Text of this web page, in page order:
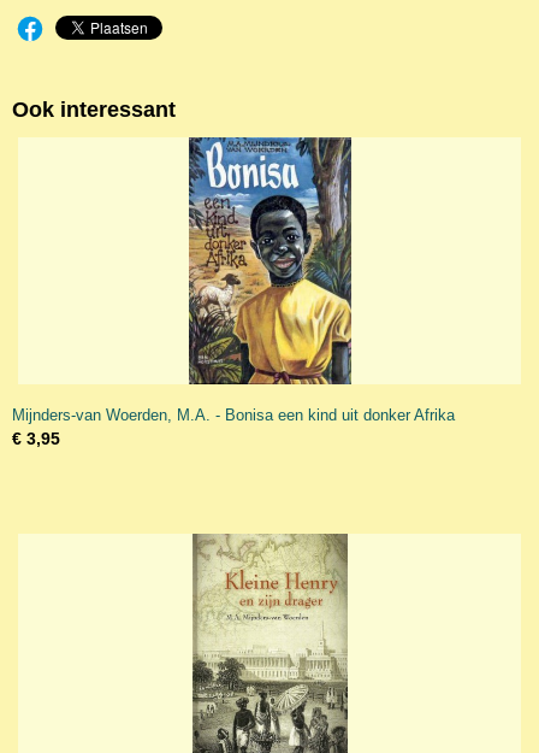
Ook interessant
Mijnders-van Woerden, M.A. - Bonisa een kind uit donker Afrika
€ 3,95